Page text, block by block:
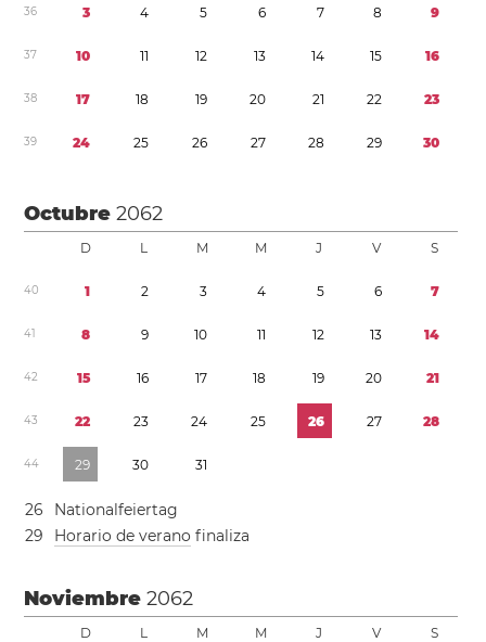
36 3 4 5 6 7 8 9
37 10 11 12 13 14 15 16
38 17 18 19 20 21 22 23
39 24 25 26 27 28 29 30
Octubre2062
D L M M J V S
40 1 2 3 4 5 6 7
41 8 9 10 11 12 13 14
42 15 16 17 18 19 20 21
43 22 23 24 25 26 27 28
44 29 30 31
26
Nationalfeiertag
29 Horario de verano finaliza
Noviembre2062
D L M M J V S